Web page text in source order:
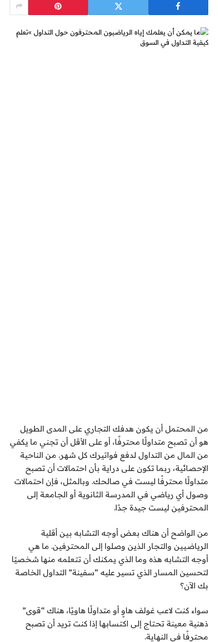
من المحتمل أن يكون هدفك التجاري على المدى الطويل
هو أن تصبح متداولًا محترفًا، أو على الأقل أن تجني ما يكفي
من المال من التداول لدفع فواتيرك كل شهر. من الناحية
الإحصائية، ربما تكون على دراية بأن احتمالات أن تصبح
متداولًا محترفًا ليست في صالحك. وبالمثل، فإن احتمالات
وصول أي رياضي في المدرسة الثانوية أو الجامعة إلى
المحترفين ليست جيدة جدًا.
من الواضح أن هناك بعض أوجه التشابه بين أقلية
الرياضيين والتجار الذين وصلوا إلى المحترفين. ما هي
أوجه التشابه هذه وما الذي يمكنك أن تتعلمه منها شخصيًا
لتحسين المسار الذي تسير عليه “سفينة” التداول الخاصة
بك الآن؟
سواء كنت لاعب غولف هاوٍ أو متداولًا هاويًا، هناك “قوى”
ذهنية معينة تحتاج إلى اكتسابها إذا كنت تريد أن تصبح
محترفًا في النهاية.